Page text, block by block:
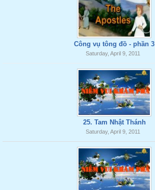
Công vụ tông đồ - phần 3
Saturday, April 9, 2011
25. Tam Nhật Thánh
Saturday, April 9, 2011